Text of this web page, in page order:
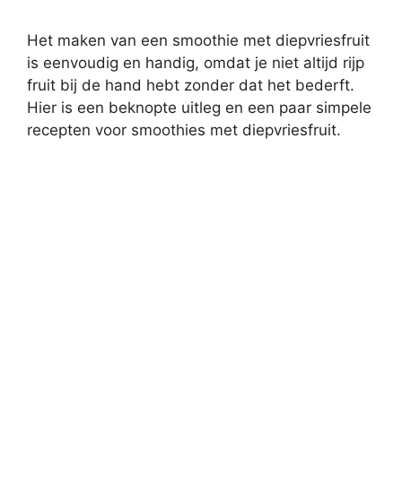
Het maken van een smoothie met diepvriesfruit
is eenvoudig en handig, omdat je niet altijd rijp
fruit bij de hand hebt zonder dat het bederft.
Hier is een beknopte uitleg en een paar simpele
recepten voor smoothies met diepvriesfruit.